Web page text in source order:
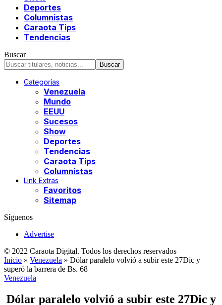
Deportes
Columnistas
Caraota Tips
Tendencias
Buscar
Categorías
Venezuela
Mundo
EEUU
Sucesos
Show
Deportes
Tendencias
Caraota Tips
Columnistas
Link Extras
Favoritos
Sitemap
Síguenos
Advertise
© 2022 Caraota Digital. Todos los derechos reservados
Inicio » Venezuela » Dólar paralelo volvió a subir este 27Dic y
superó la barrera de Bs. 68
Venezuela
Dólar paralelo volvió a subir este 27Dic y